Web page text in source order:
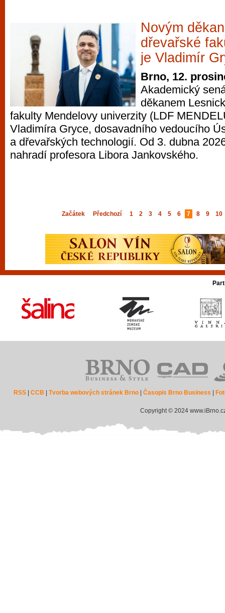
Novým
dřevařské
je Vladimír
Brno, 12.
Akademický
děkanem
fakulty Mendelovy univerzity (LDF
Vladimíra Gryce, dosavadního vedoucího
a dřevařských technologií. Od 3. dubna
nahradí profesora Libora Jankovského.
Začátek Předchozí 1 2 3 4 5 6 7 8 9 10
RSS |CCB |Tvorba webových stránek Brno |Časopis Brno Business
Copyright © 2024